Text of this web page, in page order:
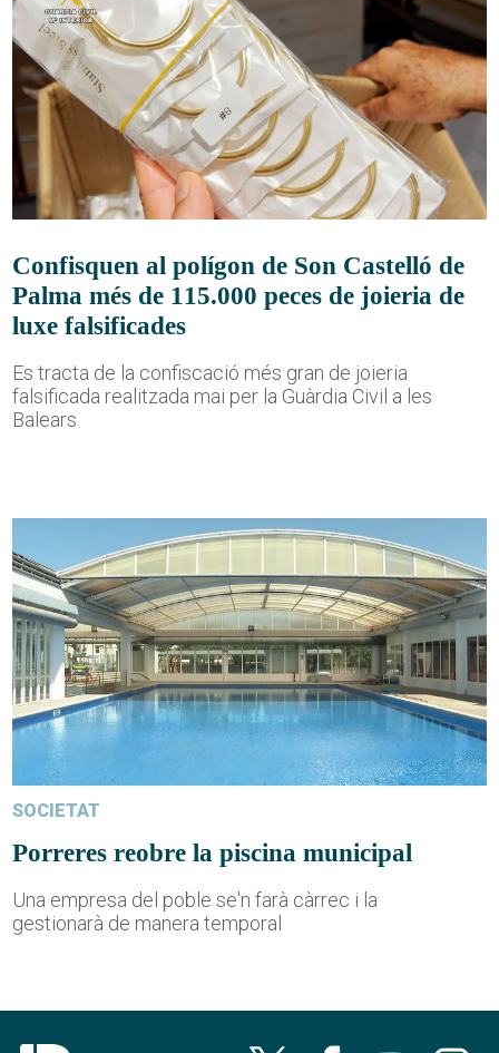
Confisquen al polígon de Son Castelló de
Palma més de 115.000 peces de joieria de
luxe falsificades
Es tracta de la confiscació més gran de joieria
falsificada realitzada mai per la Guàrdia Civil a les
Balears
SOCIETAT
Porreres reobre la piscina municipal
Una empresa del poble se'n farà càrrec i la
gestionarà de manera temporal